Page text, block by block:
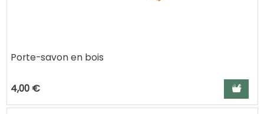
Porte-savon en bois
4,00 € Ajouter